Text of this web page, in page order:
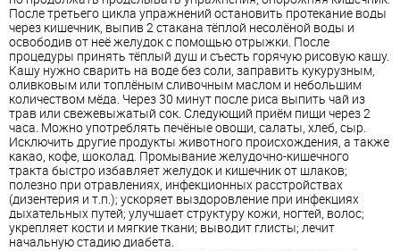
После третьего цикла упражнений остановить протекание воды
через кишечник, выпив 2 стакана тёплой несолёной воды и
освободив от неё желудок с помощью отрыжки. После
процедуры принять тёплый душ и съесть горячую рисовую кашу.
Кашу нужно сварить на воде без соли, заправить кукурузным,
оливковым или топлёным сливочным маслом и небольшим
количеством мёда. Через 30 минут после риса выпить чай из
трав или свежевыжатый сок. Следующий приём пищи через 2
часа. Можно употреблять печёные овощи, салаты, хлеб, сыр.
Исключить другие продукты животного происхождения, а также
какао, кофе, шоколад. Промывание желудочно-кишечного
тракта быстро избавляет желудок и кишечник от шлаков;
полезно при отравлениях, инфекционных расстройствах
(дизентерия и т.п.); ускоряет выздоровление при инфекциях
дыхательных путей; улучшает структуру кожи, ногтей, волос;
укрепляет кости и мягкие ткани; выводит глисты; лечит
начальную стадию диабета.